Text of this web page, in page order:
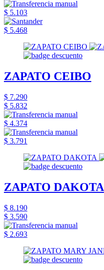
$ 5.103
$ 5.468
ZAPATO CEIBO
$ 7.290
$ 5.832
$ 4.374
$ 3.791
ZAPATO DAKOTA
$ 8.190
$ 3.590
$ 2.693